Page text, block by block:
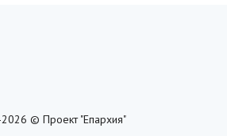
© Проект "Епархия"